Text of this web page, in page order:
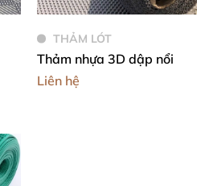
THẢM LÓT
Thảm nhựa 3D dập nổi
Liên hệ